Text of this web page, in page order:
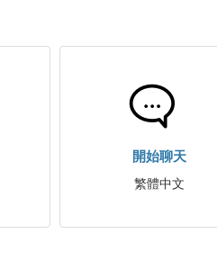
開始聊天
繁體中文